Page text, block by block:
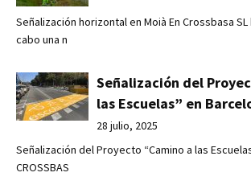
Señalización horizontal en Moià En Crossbasa
cabo una n
Señalización del
las Escuelas” en
28 julio, 2025
Señalización del Proyecto “Camino a las
CROSSBAS